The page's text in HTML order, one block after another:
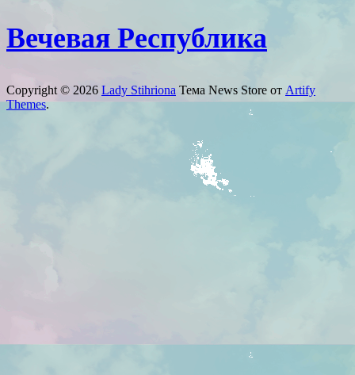
Вечевая Республика
Copyright © 2026 Lady Stihriona Тема News Store от Artify
Themes.